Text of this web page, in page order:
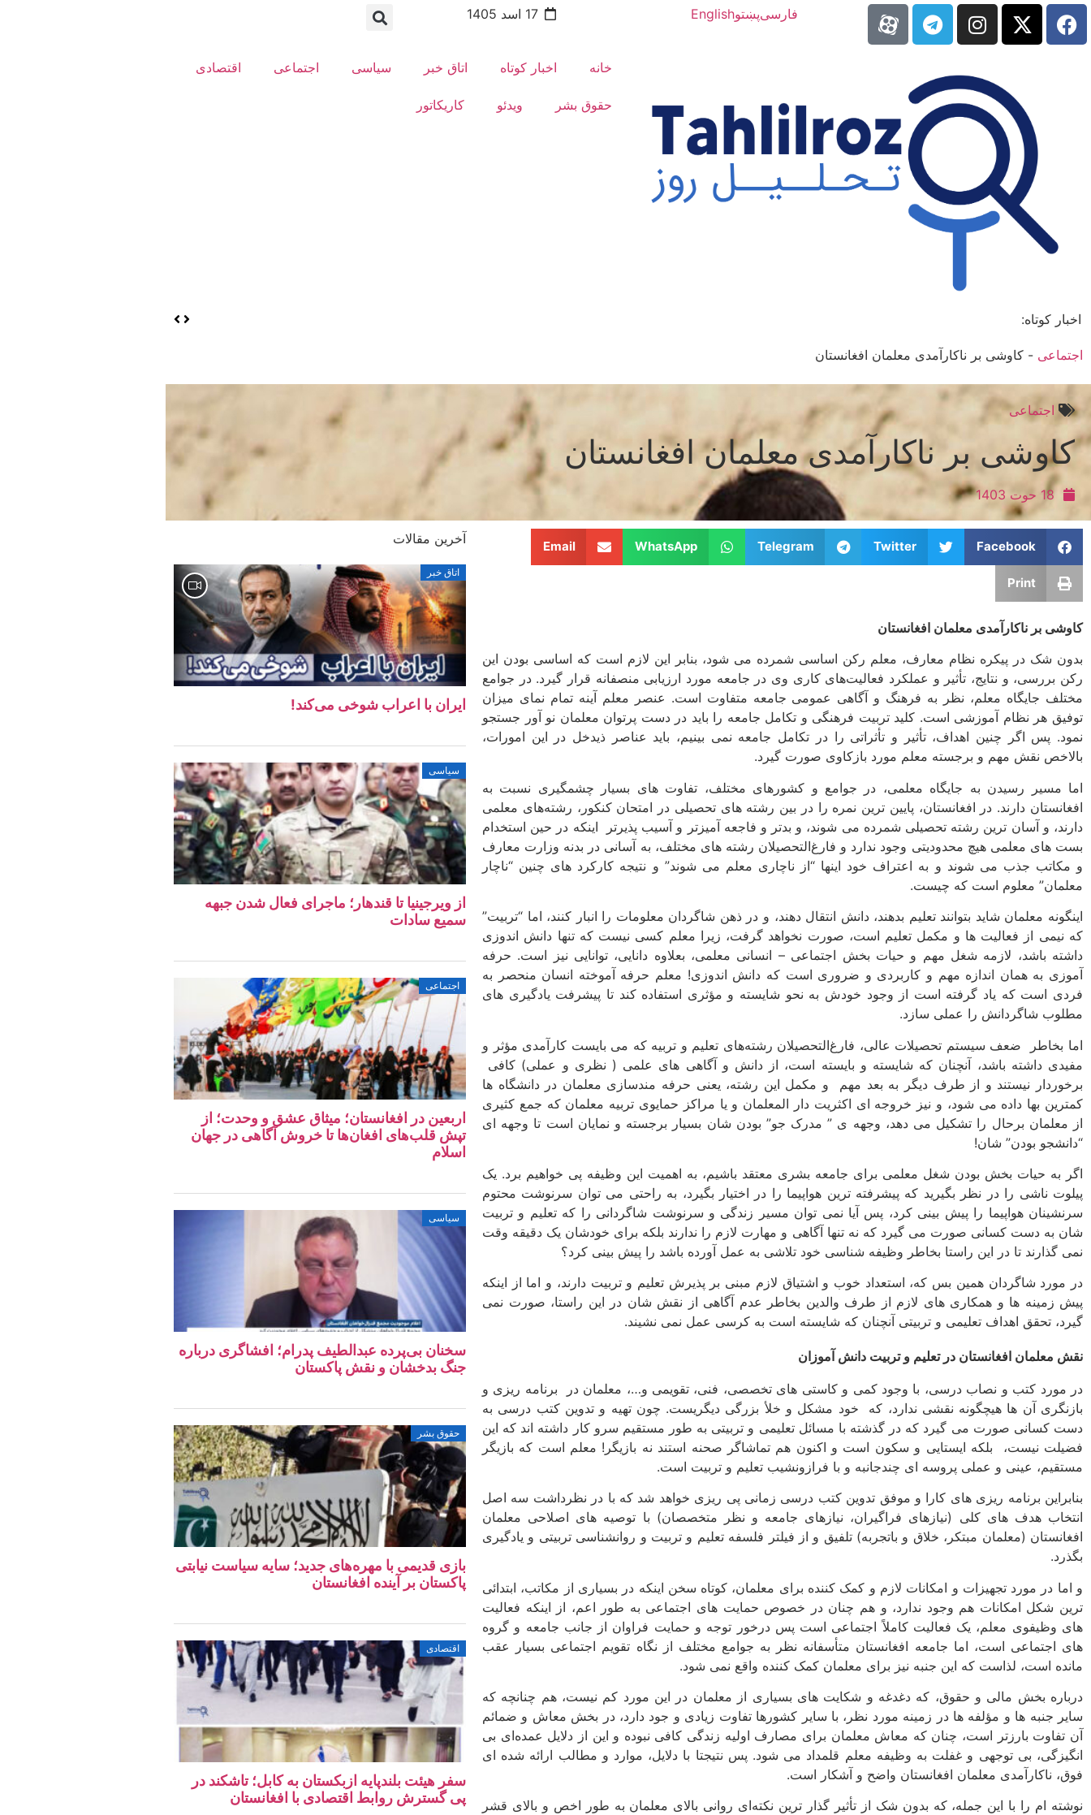
فارسیپښتوEnglish 17 اسد 1405
خانه اخبار کوتاه اتاق خبر سیاسی اجتماعی اقتصادی
حقوق بشر ویدئو کاریکاتور
اخبار کوتاه:
اجتماعی - کاوشی بر ناکارآمدی معلمان افغانستان
اجتماعی
کاوشی بر ناکارآمدی معلمان افغانستان
18 حوت 1403
Facebook
Twitter
Telegram
WhatsApp
Email
Print
کاوشی بر ناکارآمدی معلمان افغانستان
بدون شک در پیکره نظام معارف، معلم رکن اساسی شمرده می شود، بنابر این لازم است که اساسی بودن این
رکن بررسی، و نتایج، تأثیر و عملکرد فعالیت‌های کاری وی در جامعه مورد ارزیابی منصفانه قرار گیرد. در جوامع
مختلف جایگاه معلم، نظر به فرهنگ و آگاهی عمومی جامعه متفاوت است. عنصر معلم آینه تمام نمای میزان
توفیق هر نظام آموزشی است. کلید تربیت فرهنگی و تکامل جامعه را باید در دست پرتوان معلمان نو آور جستجو
نمود. پس اگر چنین اهداف، تأثیر و تأثراتی را در تکامل جامعه نمی بینیم، باید عناصر ذیدخل در این امورات،
بالاخص نقش مهم و برجسته معلم مورد بازکاوی صورت گیرد.
اما مسیر رسیدن به جایگاه معلمی، در جوامع و کشورهای مختلف، تفاوت های بسیار چشمگیری نسبت به
افغانستان دارند. در افغانستان، پایین ترین نمره را در بین رشته های تحصیلی در امتحان کنکور، رشته‌های معلمی
دارند، و آسان ترین رشته تحصیلی شمرده می شوند، و بدتر و فاجعه آمیزتر و آسیب پذیرتر اینکه در حین استخدام
بست های معلمی هیچ محدودیتی وجود ندارد و فارغ‌التحصیلان رشته های مختلف، به آسانی در بدنه وزارت معارف
و مکاتب جذب می شوند و به اعتراف خود اینها “از ناچاری معلم می شوند” و نتیجه کارکرد های چنین “ناچار
معلمان” معلوم است که چیست.
اینگونه معلمان شاید بتوانند تعلیم بدهند، دانش انتقال دهند، و در ذهن شاگردان معلومات را انبار کنند، اما “تربیت”
که نیمی از فعالیت ها و مکمل تعلیم است، صورت نخواهد گرفت، زیرا معلم کسی نیست که تنها دانش اندوزی
داشته باشد، لازمه شغل مهم و حیات بخش اجتماعی – انسانی معلمی، بعلاوه دانایی، توانایی نیز است. حرفه
آموزی به همان اندازه مهم و کاربردی و ضروری است که دانش اندوزی! معلم حرفه آموخته انسان منحصر به
فردی است که یاد گرفته است از وجود خودش به نحو شایسته و مؤثری استفاده کند تا پیشرفت یادگیری های
مطلوب شاگردانش را عملی سازد.
اما بخاطر ضعف سیستم تحصیلات عالی، فارغ‌التحصیلان رشته‌های تعلیم و تربیه که می بایست کارآمدی مؤثر و
مفیدی داشته باشد، آنچنان که شایسته و بایسته است، از دانش و آگاهی های علمی ( نظری و عملی) کافی
برخوردار نیستند و از طرف دیگر به بعد مهم و مکمل این رشته، یعنی حرفه مندسازی معلمان در دانشگاه ها
کمترین بها داده می شود، و نیز خروجه ای اکثریت دار المعلمان و یا مراکز حمایوی تربیه معلمان که جمع کثیری
از معلمان برحال را تشکیل می دهد، وجهه ی ” مدرک جو” بودن شان بسیار برجسته و نمایان است تا وجهه ای
“دانشجو بودن” شان!
اگر به حیات بخش بودن شغل معلمی برای جامعه بشری معتقد باشیم، به اهمیت این وظیفه پی خواهیم برد. یک
پیلوت ناشی را در نظر بگیرید که پیشرفته ترین هواپیما را در اختیار بگیرد، به راحتی می توان سرنوشت محتوم
سرنشینان هواپیما را پیش بینی کرد، پس آیا نمی توان مسیر زندگی و سرنوشت شاگردانی را که تعلیم و تربیت
شان به دست کسانی صورت می گیرد که نه تنها آگاهی و مهارت لازم را ندارند بلکه برای خودشان یک دقیقه وقت
نمی گذارند تا در این راستا بخاطر وظیفه شناسی خود تلاشی به عمل آورده باشد را پیش بینی کرد؟
در مورد شاگردان همین بس که، استعداد خوب و اشتیاق لازم مبنی بر پذیرش تعلیم و تربیت دارند، و اما از اینکه
پیش زمینه ها و همکاری های لازم از طرف والدین بخاطر عدم آگاهی از نقش شان در این راستا، صورت نمی
گیرد، تحقق اهداف تعلیمی و تربیتی آنچنان که شایسته است به کرسی عمل نمی نشیند.
نقش معلمان افغانستان در تعلیم و تربیت دانش آموزان
در مورد کتب و نصاب درسی، با وجود کمی و کاستی های تخصصی، فنی، تقویمی و…، معلمان در برنامه ریزی و
بازنگری آن ها هیچگونه نقشی ندارد، که خود مشکل و خلأ بزرگی دیگریست. چون تهیه و تدوین کتب درسی به
دست کسانی صورت می گیرد که در گذشته با مسائل تعلیمی و تربیتی به طور مستقیم سرو کار داشته اند که این
فضیلت نیست، بلکه ایستایی و سکون است و اکنون هم تماشاگر صحنه استند نه بازیگر! معلم است که بازیگر
مستقیم، عینی و عملی پروسه ای چندجانبه و با فرازونشیب تعلیم و تربیت است.
بنابراین برنامه ریزی های کارا و موفق تدوین کتب درسی زمانی پی ریزی خواهد شد که با در نظرداشت سه اصل
انتخاب هدف های کلی (نیازهای فراگیران، نیازهای جامعه و نظر متخصصان) با توصیه های اصلاحی معلمان
افغانستان (معلمان مبتکر، خلاق و باتجربه) تلفیق و از فیلتر فلسفه تعلیم و تربیت و روانشناسی تربیتی و یادگیری
بگذرد.
و اما در مورد تجهیزات و امکانات لازم و کمک کننده برای معلمان، کوتاه سخن اینکه در بسیاری از مکاتب، ابتدائی
ترین شکل امکانات هم وجود ندارد، و هم چنان در خصوص حمایت های اجتماعی به طور اعم، از اینکه فعالیت
های وظیفوی معلم، یک فعالیت کاملاً اجتماعی است پس درخور توجه و حمایت فراوان از جانب جامعه و گروه
های اجتماعی است، اما جامعه افغانستان متأسفانه نظر به جوامع مختلف از نگاه تقویم اجتماعی بسیار عقب
مانده است، لذاست که این جنبه نیز برای معلمان کمک کننده واقع نمی شود.
درباره بخش مالی و حقوق، که دغدغه و شکایت های بسیاری از معلمان در این مورد کم نیست، هم چنانچه که
سایر جنبه ها و مؤلفه ها در زمینه مورد نظر، با سایر کشورها تفاوت زیادی و جود دارد، در بخش معاش و ضمائم
آن تفاوت بارزتر است، چنان که معاش معلمان برای مصارف اولیه زندگی کافی نبوده و این از دلایل عمده‌ای بی
انگیزگی، بی توجهی و غفلت به وظیفه معلم قلمداد می شود. پس نتیجتا با دلایل، موارد و مطالب ارائه شده ای
فوق، ناکارآمدی معلمان افغانستان واضح و آشکار است.
نوشته ام را با این جمله، که بدون شک از تأثیر گذار ترین نکته‌ای روانی بالای معلمان به طور اخص و بالای قشر
آخرین مقالات
اتاق خبر
ایران با اعراب شوخی می‌کند!
سیاسی
از ویرجینیا تا قندهار؛ ماجرای فعال شدن جبهه
سمیع سادات
اجتماعی
اربعین در افغانستان؛ میثاق عشق و وحدت؛ از
تپش‌ قلب‌های افغان‌ها تا خروش آگاهی در جهان
اسلام
سیاسی
سخنان بی‌پرده عبدالطیف پدرام؛ افشاگری درباره
جنگ بدخشان و نقش پاکستان
حقوق بشر
بازی قدیمی با مهره‌های جدید؛ سایه سیاست نیابتی
پاکستان بر آینده افغانستان
اقتصادی
سفر هیئت بلندپایه ازبکستان به کابل؛ تاشکند در
پی گسترش روابط اقتصادی با افغانستان